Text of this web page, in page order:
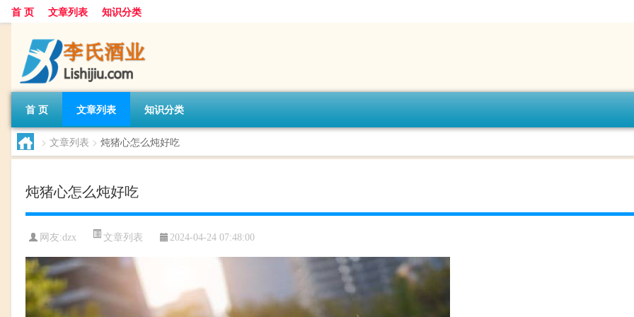
首 页 文章列表 知识分类
首 页 文章列表 知识分类
> 文章列表 > 炖猪心怎么炖好吃
炖猪心怎么炖好吃
网友:dzx 文章列表 2024-04-24 07:48:00